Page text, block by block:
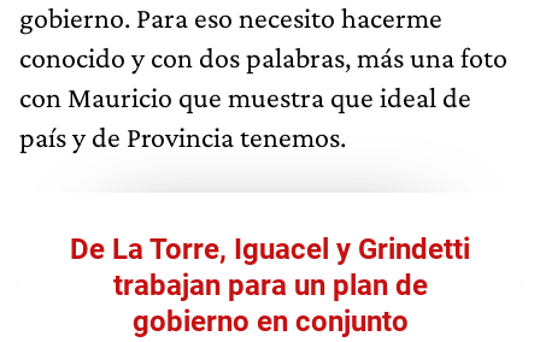
gobierno. Para eso necesito hacerme
conocido y con dos palabras, más una foto
con Mauricio que muestra que ideal de
país y de Provincia tenemos.
De La Torre, Iguacel y Grindetti
trabajan para un plan de
gobierno en conjunto